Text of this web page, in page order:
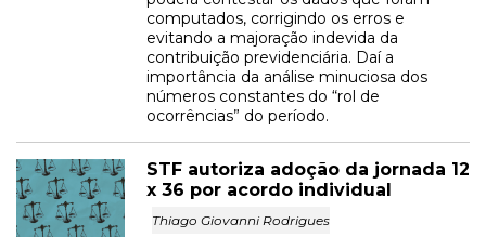
computados, corrigindo os erros e
evitando a majoração indevida da
contribuição previdenciária. Daí a
importância da análise minuciosa dos
números constantes do “rol de
ocorrências” do período.
STF autoriza adoção da jornada 12
x 36 por acordo individual
Thiago Giovanni Rodrigues